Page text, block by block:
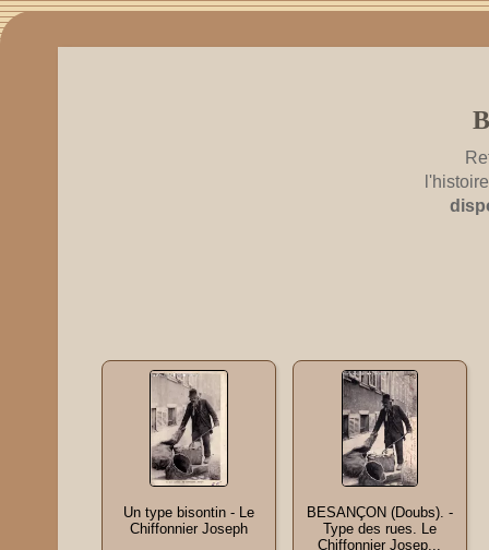
Un type bisontin - Le
Chiffonnier Joseph
BESANÇON (Doubs). -
Type des rues. Le
Chiffonnier Josep...